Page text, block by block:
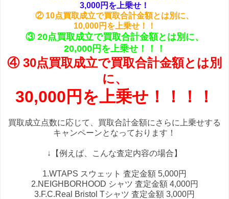
3,000円を上乗せ！
② 10点買取成立で買取合計金額とは別に、
10,000円を上乗せ！！
③ 20点買取成立で買取合計金額とは別に、
20,000円を上乗せ！！！
④ 30点買取成立で買取合計金額とは別
に、
30,000円を上乗せ！！！！
買取成立点数に応じて、買取合計金額にさらに上乗せする
キャンペーンとなっております！
↓【例えば、こんな査定内容の場合】
1.WTAPS スウェット 査定金額 5,000円
2.NEIGHBORHOOD シャツ 査定金額 4,000円
3.F.C.Real Bristol Tシャツ 査定金額 3,000円